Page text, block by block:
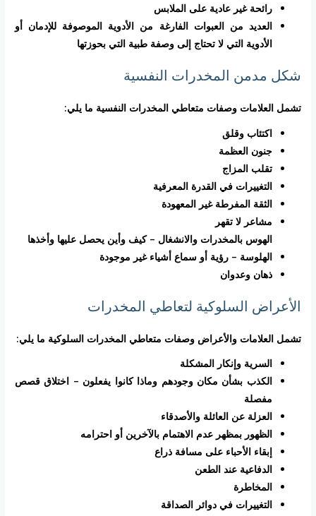
رائحة غير عادية على الملابس
العديد من العبوات الفارغة من الأدوية الموصوفة للإدمان أو
الأدوية التي لا تحتاج إلى وصفة طبية التي بحوزتها
شكل مدمن المخدرات النفسية
تشمل العلامات وصفات متعاطي المخدرات النفسية ما يلي:
اكتئاب وقلق
جنون العظمة
تقلب المزاج
التغييرات في القدرة المعرفية
الثقة المفرطة غير المعهودة
مشاعر لا تقهر
الهوس بالمخدرات والانشغال – كيف وأين يحصل عليها وأخذها
الهلوسة – رؤية أو سماع أشياء غير موجودة
ذهان وعدوان
الأعراض السلوكية لتعاطي المخدرات
تشمل العلامات والأعراض وصفات متعاطي المخدرات السلوكية ما يلي:
السرية وإنكار المشكلة
الكذب بشأن مكان وجودهم وماذا كانوا يفعلون – اختلاق قصص
مفصلة
العزلة عن العائلة والأصدقاء
الظهور بمظهر عدم الاهتمام بالآخرين أو احترامه
إبقاء الأحباء على مسافة ذراع
الدفاعية عند الطعن
المخاطرة
التغييرات في دوائر الصداقة